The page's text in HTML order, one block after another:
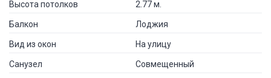
Высота потолков 2.77 м.
Балкон Лоджия
Вид из окон На улицу
Санузел Совмещенный